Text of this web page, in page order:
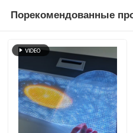
Порекомендованные